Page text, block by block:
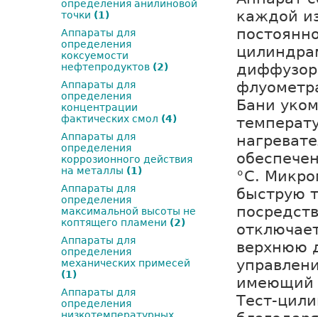
каждой
Бани
°С.
быструю
верхнюю
имеющий
Тест-
определения анилиновой
точки (1)
Аппараты для
определения
коксуемости
нефтепродуктов (2)
Аппараты для
определения
концентрации
фактических смол (4)
Аппараты для
определения
коррозионного действия
на металлы (1)
Аппараты для
определения
максимальной высоты не
коптящего пламени (2)
Аппараты для
определения
механических примесей
(1)
Аппараты для
определения